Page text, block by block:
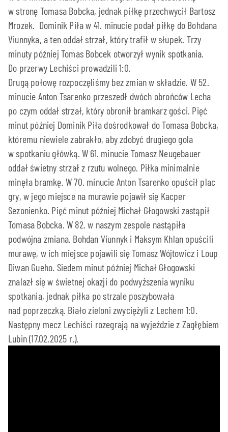
w stronę Tomasa Bobcka, jednak piłkę przechwycił Bartosz
Mrozek. Dominik Piła w 41. minucie podał piłkę do Bohdana
Viunnyka, a ten oddał strzał, który trafił w słupek. Trzy
minuty później Tomas Bobcek otworzył wynik spotkania.
Do przerwy Lechiści prowadzili 1:0.
Drugą połowę rozpoczęliśmy bez zmian w składzie. W 52.
minucie Anton Tsarenko przeszedł dwóch obrońców Lecha
po czym oddał strzał, który obronił bramkarz gości. Pięć
minut później Dominik Piła dośrodkował do Tomasa Bobcka,
któremu niewiele zabrakło, aby zdobyć drugiego gola
w spotkaniu główką. W 61. minucie Tomasz Neugebauer
oddał świetny strzał z rzutu wolnego. Piłka minimalnie
minęła bramkę. W 70. minucie Anton Tsarenko opuścił plac
gry, w jego miejsce na murawie pojawił się Kacper
Sezonienko. Pięć minut później Michał Głogowski zastąpił
Tomasa Bobcka. W 82. w naszym zespole nastąpiła
podwójna zmiana. Bohdan Viunnyk i Maksym Khlan opuścili
murawę, w ich miejsce pojawili się Tomasz Wójtowicz i Loup
Diwan Gueho. Siedem minut później Michał Głogowski
znalazł się w świetnej okazji do podwyższenia wyniku
spotkania, jednak piłka po strzale poszybowała
nad poprzeczką. Biało zieloni zwyciężyli z Lechem 1:0.
Następny mecz Lechiści rozegrają na wyjeździe z Zagłębiem
Lubin (17.02.2025 r.).